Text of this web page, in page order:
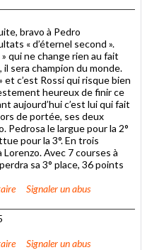
bravo à Pedro
« d’éternel second ».
qui ne change rien au fait
sera champion du monde.
c’est Rossi qui risque bien
heureux de finir ce
aujourd’hui c’est lui qui fait
de portée, ses deux
Pedrosa le largue pour la 2°
pour la 3°. En trois
Avec 7 courses à
sa 3° place, 36 points
Signaler un abus
Signaler un abus